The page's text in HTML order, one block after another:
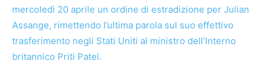
mercoledì 20 aprile un ordine di estradizione per Julian
Assange, rimettendo l’ultima parola sul suo effettivo
trasferimento negli Stati Uniti al ministro dell’Interno
britannico Priti Patel.